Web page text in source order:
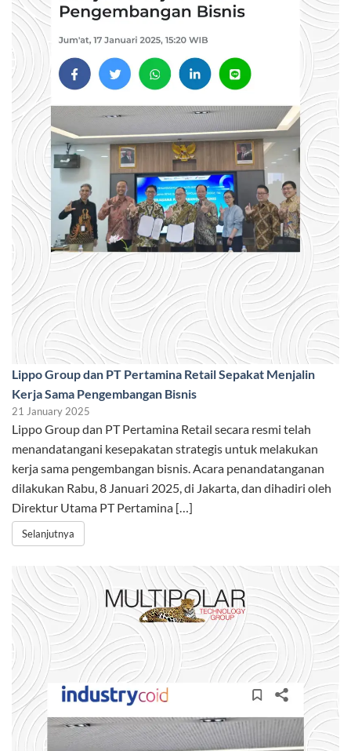
Lippo Group dan PT Pertamina Retail Sepakat Menjalin
Kerja Sama Pengembangan Bisnis
21 January 2025
Lippo Group dan PT Pertamina Retail secara resmi telah
menandatangani kesepakatan strategis untuk melakukan
kerja sama pengembangan bisnis. Acara penandatanganan
dilakukan Rabu, 8 Januari 2025, di Jakarta, dan dihadiri oleh
Direktur Utama PT Pertamina […]
Selanjutnya